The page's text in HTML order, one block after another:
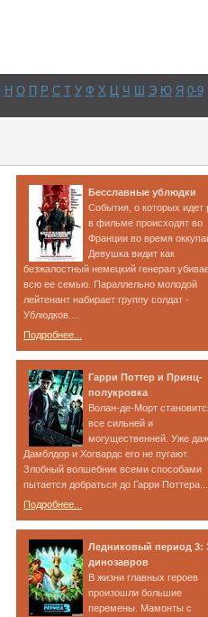
Н О П Р С Т У Ф Х Ц Ч Ш Э Ю Я 0-9
Бесславные ублюдки
События, о которых идет
в фильме происходят во
Франции во время
Девушка видит как
безжалостный немецкий генерал
всю ее семью. Параллельно молодой
лейтенант набирает группу солдат -
Ублюдков....
Подробнее...
Гарри Поттер и Принц-
полукровка
Волан-де-Морт
все сильней и
могущественней. Уже
Дамблдор и Хогвардс его не пугают.
Злобный волшебник всеми способами
пытается добраться до Гарри Поттера...
Подробнее...
Ледниковый период 3:
динозавров
В жизни главных героев
произошли большие
перемены. Мамонты с